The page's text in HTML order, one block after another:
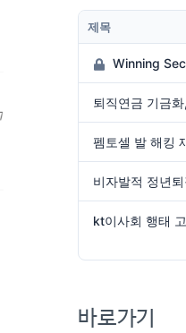
제목
Winning Secret to
kt이사회 행태
바로가기